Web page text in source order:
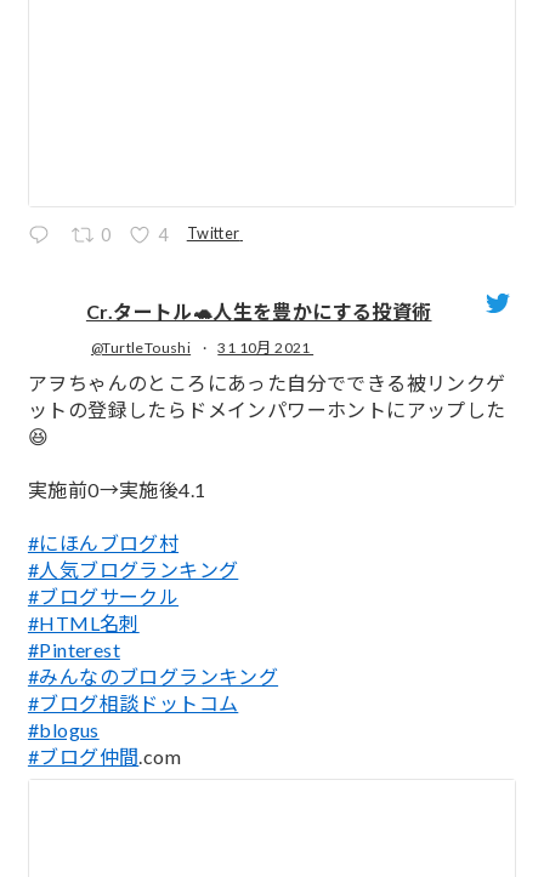
0 4 Twitter
Cr.タートル🐢人生を豊かにする投資術
@TurtleToushi · 31 10月 2021
アヲちゃんのところにあった自分でできる被リンクゲ
ットの登録したらドメインパワーホントにアップした
😆
実施前0→実施後4.1
#にほんブログ村
#人気ブログランキング
#ブログサークル
#HTML名刺
#Pinterest
#みんなのブログランキング
#ブログ相談ドットコム
#blogus
#ブログ仲間.com